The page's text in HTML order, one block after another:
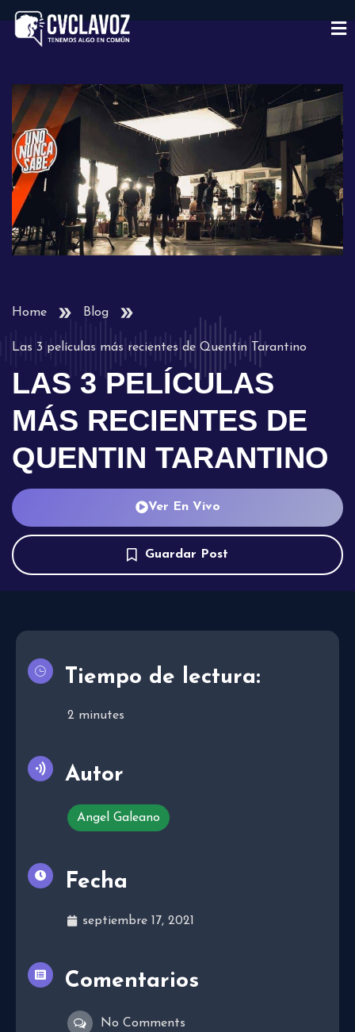
Home Blog
Las 3 películas más recientes de Quentin Tarantino
LAS 3 PELÍCULAS
MÁS RECIENTES DE
QUENTIN TARANTINO
Ver En Vivo
Guardar Post
Tiempo de lectura:
2 minutes
Autor
Angel Galeano
Fecha
septiembre 17, 2021
Comentarios
No Comments